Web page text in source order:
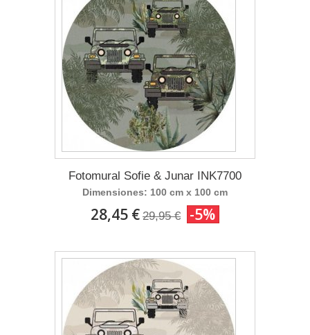
Fotomural Sofie & Junar INK7700
Dimensiones: 100 cm x 100 cm
28,45 € 29,95 € -5%